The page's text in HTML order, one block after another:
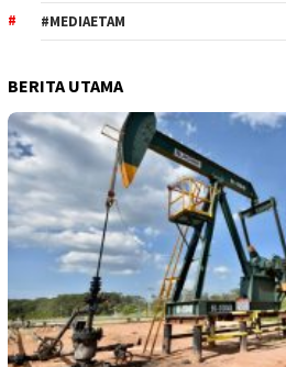
#MEDIAETAM
BERITA UTAMA